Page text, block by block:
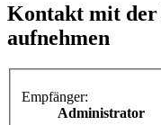
Kontakt mit
aufnehmen
Empfänger:
Administrator